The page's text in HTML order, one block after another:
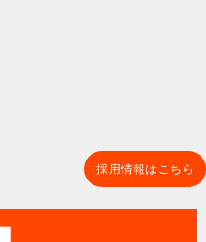
採用情報はこちら